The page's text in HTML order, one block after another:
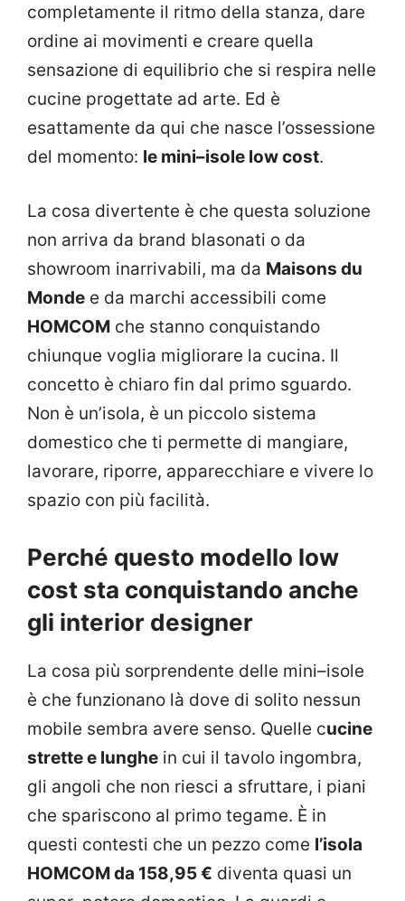
completamente il ritmo della stanza, dare
ordine ai movimenti e creare quella
sensazione di equilibrio che si respira nelle
cucine progettate ad arte. Ed è
esattamente da qui che nasce l’ossessione
del momento: le mini–isole low cost.
La cosa divertente è che questa soluzione
non arriva da brand blasonati o da
showroom inarrivabili, ma da Maisons du
Monde e da marchi accessibili come
HOMCOM che stanno conquistando
chiunque voglia migliorare la cucina. Il
concetto è chiaro fin dal primo sguardo.
Non è un’isola, è un piccolo sistema
domestico che ti permette di mangiare,
lavorare, riporre, apparecchiare e vivere lo
spazio con più facilità.
Perché questo modello low
cost sta conquistando anche
gli interior designer
La cosa più sorprendente delle mini–isole
è che funzionano là dove di solito nessun
mobile sembra avere senso. Quelle cucine
strette e lunghe in cui il tavolo ingombra,
gli angoli che non riesci a sfruttare, i piani
che spariscono al primo tegame. È in
questi contesti che un pezzo come l’isola
HOMCOM da 158,95 € diventa quasi un